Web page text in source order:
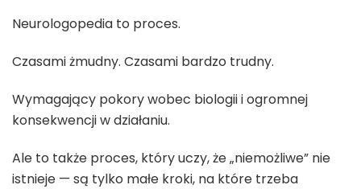
Neurologopedia to proces.
Czasami żmudny. Czasami bardzo trudny.
Wymagający pokory wobec biologii i ogromnej
konsekwencji w działaniu.
Ale to także proces, który uczy, że „niemożliwe” nie
istnieje — są tylko małe kroki, na które trzeba